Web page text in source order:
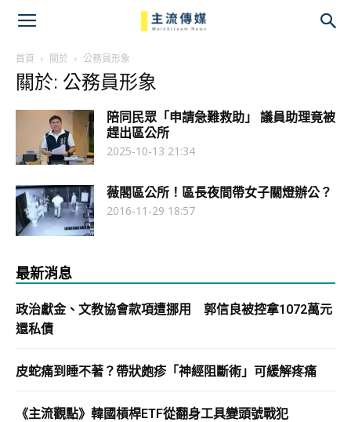
首頁 關於 公務員形象
關於: 公務員形象
陪同民眾「申請急難救助」 議員助理竟被
趕出區公所
2025-10-13 21:34
薇閣區公所！區長夜間帶女子關燈辦公？
2016-11-29 18:57
最新消息
政治獻金、文教協會款項遭挪用 郭信良被控拿1072萬元
還私債
皮蛇痛到睡不著？帶狀皰疹「神經阻斷術」可緩解疼痛
《主流觀點》韓國槓桿ETF從翻身工具變頭號戰犯